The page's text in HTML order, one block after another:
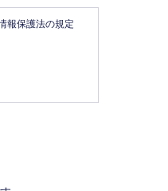
報保護法の規定
は、成約した